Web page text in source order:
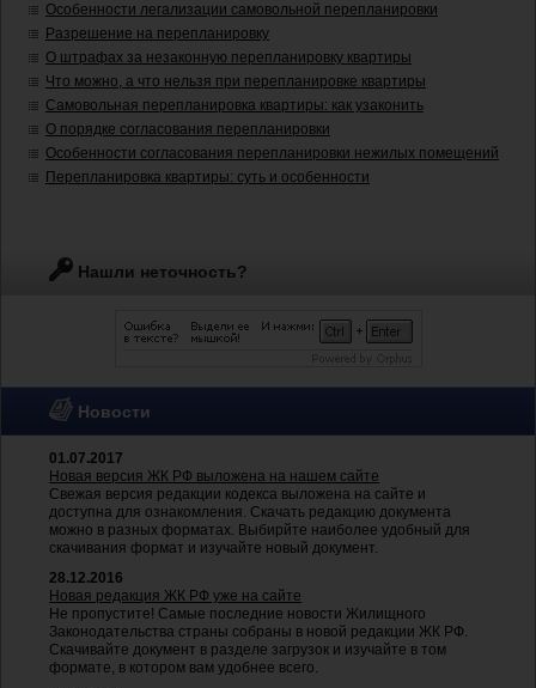
Особенности легализации самовольной перепланировки
Разрешение на перепланировку
О штрафах за незаконную перепланировку квартиры
Что можно, а что нельзя при перепланировке квартиры
Самовольная перепланировка квартиры: как узаконить
О порядке согласования перепланировки
Особенности согласования перепланировки нежилых помещений
Перепланировка квартиры: суть и особенности
Нашли неточность?
Новости
01.07.2017
Новая версия ЖК РФ выложена на нашем сайте
Свежая версия редакции кодекса выложена на сайте и
доступна для ознакомления. Скачать редакцию документа
можно в разных форматах. Выбирйте наиболее удобный для
скачивания формат и изучайте новый документ.
28.12.2016
Новая редакция ЖК РФ уже на сайте
Не пропустите! Самые последние новости Жилищного
Законодательства страны собраны в новой редакции ЖК РФ.
Скачивайте документ в разделе загрузок и изучайте в том
формате, в котором вам удобнее всего.